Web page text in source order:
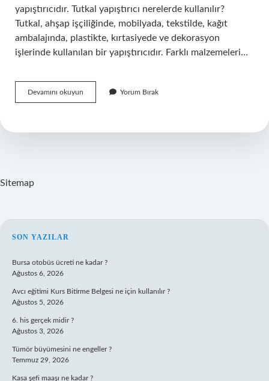
yapıştırıcıdır. Tutkal yapıştırıcı nerelerde kullanılır?
Tutkal, ahşap işçiliğinde, mobilyada, tekstilde, kağıt
ambalajında, plastikte, kırtasiyede ve dekorasyon
işlerinde kullanılan bir yapıştırıcıdır. Farklı malzemeleri…
Devamını okuyun
Marin
Kullanılır
Yorum Bırak
Sitemap
SIDEBAR
SON YAZILAR
Bursa otobüs ücreti ne kadar ?
Ağustos 6, 2026
Avcı eğitimi Kurs Bitirme Belgesi ne için kullanılır ?
Ağustos 5, 2026
6. his gerçek midir ?
Ağustos 3, 2026
Tümör büyümesini ne engeller ?
Temmuz 29, 2026
Kasa şefi maaşı ne kadar ?